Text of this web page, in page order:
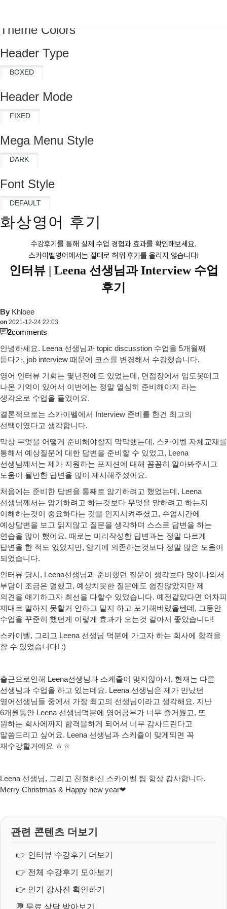
Theme Colors
Header Type
Header Mode
Mega Menu Style
Font Style
화상영어 후기
수강후기를 통해 실제 수업 경험과 효과를 확인해보세요.
스카이벨영어에서는 절대로 허위 후기를 올리지 않습니다!
인터뷰 | Leena 선생님과 Interview 수업
후기
By Khloee
on 2021-12-24 22:03
2comments
안녕하세요. Leena 선생님과 topic discusstion 수업을 5개월째
듣다가, job interview 때문에 코스를 변경해서 수강했습니다.
영어 인터뷰 기회는 몇년전에도 있었는데, 면접장에서 입도못떼고
나온 기억이 있어서 이번에는 정말 열심히 준비해야지 라는
생각으로 수업을 들었어요.
결론적으로는 스카이벨에서 Interview 준비를 한건 최고의
선택이였다고 생각합니다.
막상 무엇을 어떻게 준비해야할지 막막했는데, 스카이벨 자체교재를
통해서 예상질문에 대한 답변을 준비할 수 있었고, Leena
선생님께서는 제가 지원하는 포지션에 대해 꼼꼼히 알아봐주시고
도움이 될만한 답변을 많이 제시해주셨어요.
처음에는 준비한 답변을 통째로 암기하려고 했었는데, Leena
선생님께서는 암기하려고 하는것보다 무엇을 말하려고 하는지
이해하는것이 중요하다는 것을 인지시켜주셨고, 수업시간에
예상답변을 보고 읽지않고 질문을 생각하며 스스로 답변을 하는
연습을 많이 했어요. 때로는 미리작성한 답변과는 정말 다르게
답변을 한 적도 있었지만, 암기에 의존하는것보다 정말 많은 도움이
되었습니다.
인터뷰 당시, Leena선생님과 준비했던 질문이 생각보다 많이나와서
부담이 조금은 덜했고, 예상치못한 질문에도 쉽진않았지만 제
의견을 얘기하고자 최선을 다할수 있었습니다. 예전같았다면 어차피
제대로 말하지 못할거 안하고 말지 하고 포기해버렸을텐데, 그동안
수업을 꾸준히 했던게 이렇게 효과가 오는것 같아서 좋았습니다!
스카이벨, 그리고 Leena 선생님 덕분에 가고자 하는 회사에 합격을
할 수 있었습니다! :)
출근으로인해 Leena선생님과 스케쥴이 맞지않아서, 현재는 다른
선생님과 수업을 하고 있는데요. Leena 선생님은 제가 만났던
영어선생님들 중에서 가장 최고의 선생님이라고 생각해요. 지난
6개월동안 Leena 선생님덕분에 영어공부가 너무 즐거웠고, 또
원하는 회사에까지 합격을하게 되어서 너무 감사드린다고
말씀드리고 싶어요. Leena 선생님과 스케쥴이 맞게되면 꼭
재수강할거에요 ㅎㅎ
Leena 선생님, 그리고 친절하신 스카이벨 팀 항상 감사합니다.
Merry Christmas & Happy new year❤
관련 콘텐츠 더보기
👉 인터뷰 수강후기 더보기
👉 전체 수강후기 모아보기
👉 인기 강사진 확인하기
💬 무료 상담 받아보기